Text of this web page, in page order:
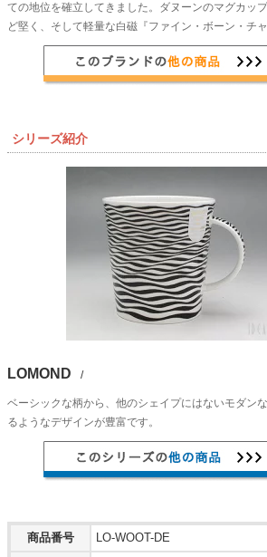
ての地位を確立してきました。ダヌーンのマグカッ
ど堅く、そして軽量な白磁『ファイン・ボーン・チ
シリーズ紹介
LOMOND /
ベーシックな柄から、他のシェイプにはないモダン
るようなデザインが豊富です。
商品番号
LO-WOOT-DE